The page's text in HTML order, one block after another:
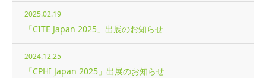
2025.02.19
「CITE Japan 2025」出展のお知らせ
2024.12.25
「CPHI Japan 2025」出展のお知らせ